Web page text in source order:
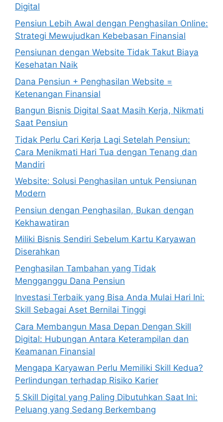
Digital
Pensiun Lebih Awal dengan Penghasilan Online:
Strategi Mewujudkan Kebebasan Finansial
Pensiunan dengan Website Tidak Takut Biaya
Kesehatan Naik
Dana Pensiun + Penghasilan Website =
Ketenangan Finansial
Bangun Bisnis Digital Saat Masih Kerja, Nikmati
Saat Pensiun
Tidak Perlu Cari Kerja Lagi Setelah Pensiun:
Cara Menikmati Hari Tua dengan Tenang dan
Mandiri
Website: Solusi Penghasilan untuk Pensiunan
Modern
Pensiun dengan Penghasilan, Bukan dengan
Kekhawatiran
Miliki Bisnis Sendiri Sebelum Kartu Karyawan
Diserahkan
Penghasilan Tambahan yang Tidak
Mengganggu Dana Pensiun
Investasi Terbaik yang Bisa Anda Mulai Hari Ini:
Skill Sebagai Aset Bernilai Tinggi
Cara Membangun Masa Depan Dengan Skill
Digital: Hubungan Antara Keterampilan dan
Keamanan Finansial
Mengapa Karyawan Perlu Memiliki Skill Kedua?
Perlindungan terhadap Risiko Karier
5 Skill Digital yang Paling Dibutuhkan Saat Ini:
Peluang yang Sedang Berkembang